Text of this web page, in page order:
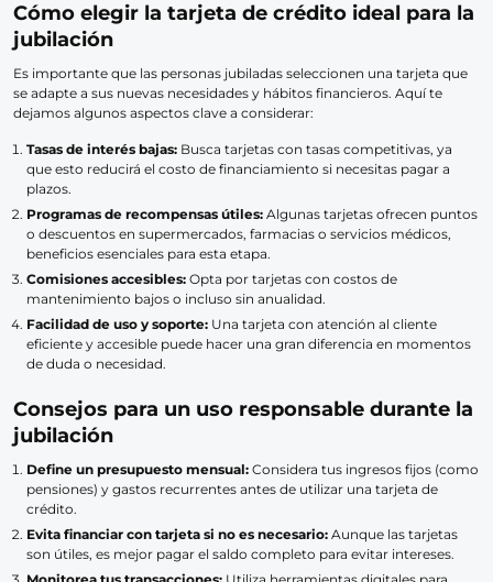
Cómo elegir la tarjeta de crédito ideal para la
jubilación
Es importante que las personas jubiladas seleccionen una tarjeta que
se adapte a sus nuevas necesidades y hábitos financieros. Aquí te
dejamos algunos aspectos clave a considerar:
Tasas de interés bajas: Busca tarjetas con tasas competitivas, ya
que esto reducirá el costo de financiamiento si necesitas pagar a
plazos.
Programas de recompensas útiles: Algunas tarjetas ofrecen puntos
o descuentos en supermercados, farmacias o servicios médicos,
beneficios esenciales para esta etapa.
Comisiones accesibles: Opta por tarjetas con costos de
mantenimiento bajos o incluso sin anualidad.
Facilidad de uso y soporte: Una tarjeta con atención al cliente
eficiente y accesible puede hacer una gran diferencia en momentos
de duda o necesidad.
Consejos para un uso responsable durante la
jubilación
Define un presupuesto mensual: Considera tus ingresos fijos (como
pensiones) y gastos recurrentes antes de utilizar una tarjeta de
crédito.
Evita financiar con tarjeta si no es necesario: Aunque las tarjetas
son útiles, es mejor pagar el saldo completo para evitar intereses.